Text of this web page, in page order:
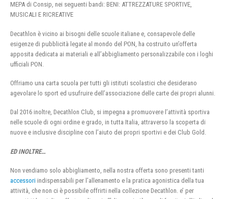
MEPA di Consip, nei seguenti bandi: BENI: ATTREZZATURE SPORTIVE,
MUSICALI E RICREATIVE
Decathlon è vicino ai bisogni delle scuole italiane e, consapevole delle
esigenze di pubblicità legate al mondo del PON, ha costruito un’offerta
apposita dedicata ai materiali e all’abbigliamento personalizzabile con i loghi
ufficiali PON.
Offriamo una carta scuola per tutti gli istituti scolastici che desiderano
agevolare lo sport ed usufruire dell’associazione delle carte dei propri alunni.
Dal 2016 inoltre, Decathlon Club, si impegna a promuovere l’attività sportiva
nelle scuole di ogni ordine e grado, in tutta Italia, attraverso la scoperta di
nuove e inclusive discipline con l’aiuto dei propri sportivi e dei Club Gold.
ED INOLTRE…
Non vendiamo solo abbigliamento, nella nostra offerta sono presenti tanti
accessori indispensabili per l’allenamento e la pratica agonistica della tua
attività, che non ci è possibile offrirti nella collezione Decathlon. e’ per